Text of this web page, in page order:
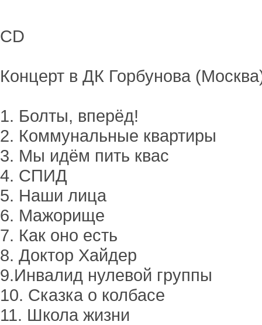
CD
Концерт в ДК Горбунова
1. Болты, вперёд!
2. Коммунальные квартиры
3. Мы идём пить квас
4. СПИД
5. Наши лица
6. Мажорище
7. Как оно есть
8. Доктор Хайдер
9.Инвалид нулевой группы
10. Сказка о колбасе
11. Школа жизни